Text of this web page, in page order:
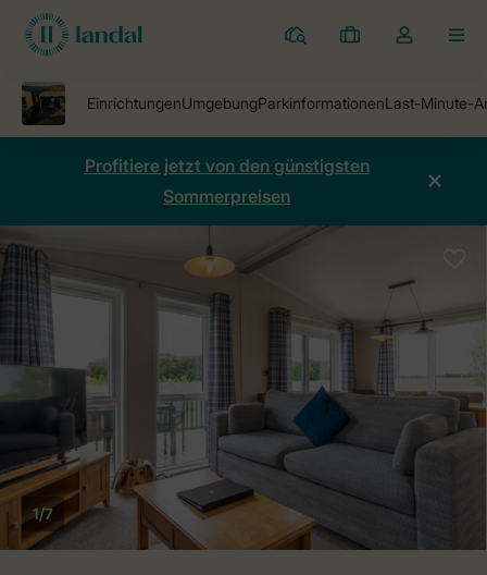
Ferienparks
Meine
Dropdown-
öffnen
Profitiere jetzt von den günstigsten
Sommerpreisen
1/7